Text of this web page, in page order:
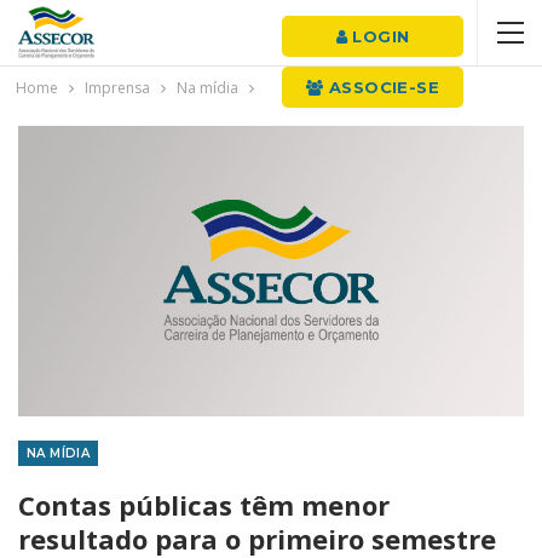
LOGIN
ASSOCIE-SE
Home Imprensa Na mídia
NA MÍDIA
Contas públicas têm menor
resultado para o primeiro semestre